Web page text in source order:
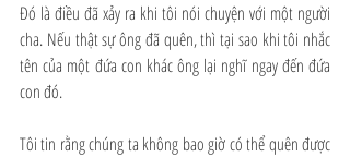
Đó là điều đã xảy ra khi tôi nói chuyện với một người
cha. Nếu thật sự ông đã quên, thì tại sao khi tôi nhắc
tên của một đứa con khác ông lại nghĩ ngay đến đứa
con đó.
Tôi tin rằng chúng ta không bao giờ có thể quên được